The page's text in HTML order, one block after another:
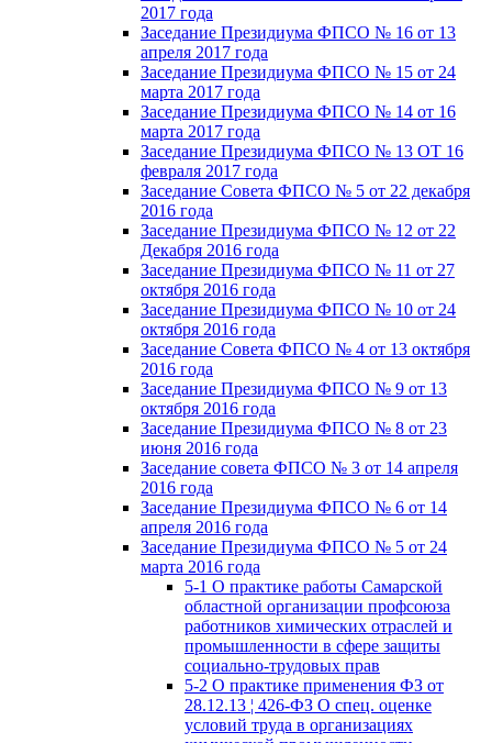
2017 года
Заседание Президиума ФПСО № 16 от 13
апреля 2017 года
Заседание Президиума ФПСО № 15 от 24
марта 2017 года
Заседание Президиума ФПСО № 14 от 16
марта 2017 года
Заседание Президиума ФПСО № 13 ОТ 16
февраля 2017 года
Заседание Совета ФПСО № 5 от 22 декабря
2016 года
Заседание Президиума ФПСО № 12 от 22
Декабря 2016 года
Заседание Президиума ФПСО № 11 от 27
октября 2016 года
Заседание Президиума ФПСО № 10 от 24
октября 2016 года
Заседание Совета ФПСО № 4 от 13 октября
2016 года
Заседание Президиума ФПСО № 9 от 13
октября 2016 года
Заседание Президиума ФПСО № 8 от 23
июня 2016 года
Заседание совета ФПСО № 3 от 14 апреля
2016 года
Заседание Президиума ФПСО № 6 от 14
апреля 2016 года
Заседание Президиума ФПСО № 5 от 24
марта 2016 года
5-1 О практике работы Самарской
областной организации профсоюза
работников химических отраслей и
промышленности в сфере защиты
социально-трудовых прав
5-2 О практике применения ФЗ от
28.12.13 ¦ 426-ФЗ О спец. оценке
условий труда в организациях